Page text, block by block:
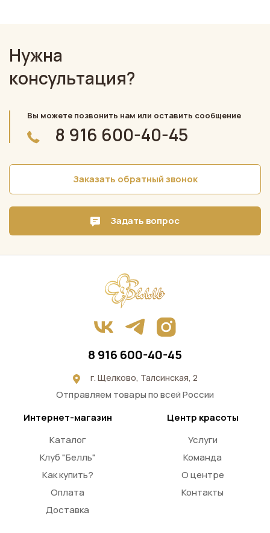
Нужна
консультация?
Вы можете позвонить нам или оставить сообщение
8 916 600-40-45
Заказать обратный звонок
Задать вопрос
Центр красоты
Услуги
Команда
О центре
Контакты
Интернет-магазин
Каталог
Клуб "Белль"
Как купить?
Оплата
Доставка
8 916 600-40-45
г. Щелково, Талсинская, 2
Отправляем товары по всей России